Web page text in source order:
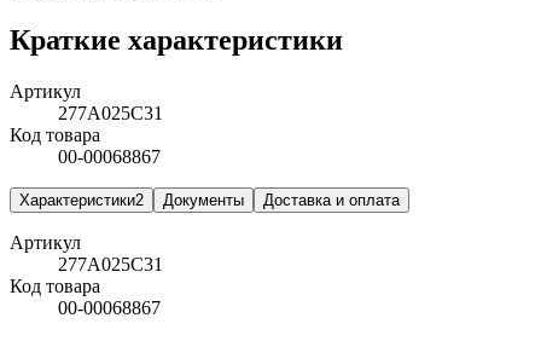
Краткие характеристики
Артикул
277A025C31
Код товара
00-00068867
Характеристики2 Документы Доставка и оплата
Артикул
277A025C31
Код товара
00-00068867